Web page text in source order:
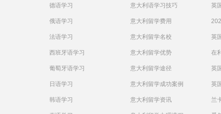
德语学习
俄语学习
法语学习
西班牙语学习
葡萄牙语学习
日语学习
韩语学习
意大利语学习技巧
意大利留学费用
意大利留学名校
意大利留学优势
意大利留学途径
意大利留学成功案例
意大利留学资讯
英
英
在
英
英
兰